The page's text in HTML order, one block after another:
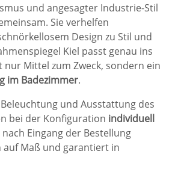
und angesagter Industrie-Stil
Sie verhelfen
Design zu Stil und
Kiel passt genau ins
nur Mittel zum Zweck, sondern ein
im Badezimmer.
und Ausstattung des
bei der Konfiguration individuell
Eingang der Bestellung
Maß und garantiert in